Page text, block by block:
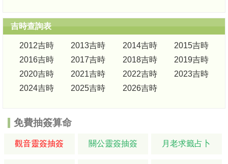
吉時查詢表
2012吉時 2013吉時 2014吉時
2015吉時
2016吉時
2017吉時 2018吉時
2019吉時
2020吉時
2021吉時 2022吉時
2023吉時
2024吉時
2025吉時 2026吉時
免費抽簽算命
觀音靈簽抽簽 關公靈簽抽簽 月老求籤占卜